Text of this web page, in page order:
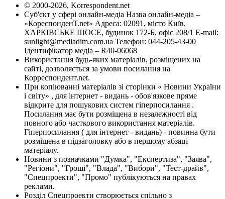
© 2000-2026, Korrespondent.net
Суб'єкт у сфері онлайн-медіа Назва онлайн-медіа –
«КореспонденТ.net» Адреса: 02091, місто Київ,
ХАРКІВСЬКЕ ШОСЕ, будинок 172-Б, офіс 208/1 E-mail:
sunlight@mediadim.com.ua Телефон: 044-205-43-00
Ідентифікатор медіа – R40-06068
Використання будь-яких матеріалів, розміщених на
сайті, дозволяється за умови посилання на
Корреспондент.net.
При копіюванні матеріалів зі сторінки « Новини України
і світу» , для інтернет - видань - обов'язкове пряме
відкрите для пошукових систем гіперпосилання .
Посилання має бути розміщена в незалежності від
повного або часткового використання матеріалів.
Гіперпосилання ( для інтернет - видань) - повинна бути
розміщена в підзаголовку або в першому абзаці
матеріалу.
Новини з позначками "Думка", "Експертиза", "Заява",
"Регіони", "Гроші", "Влада", "Вибори", "Тест-драйв",
"Спецпроекти", "Промо" публікуються на правах
реклами.
Розділ Спецпроекти створюється спільно з